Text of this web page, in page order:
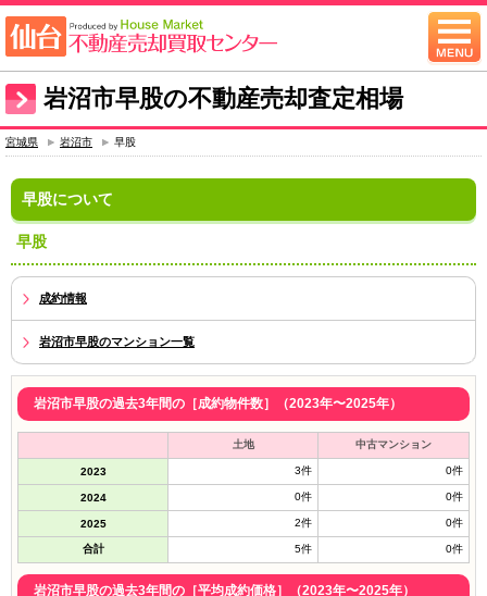
岩沼市早股の不動産売却査定相場
宮城県 岩沼市 早股
早股について
早股
成約情報
岩沼市早股のマンション一覧
岩沼市早股の過去3年間の［成約物件数］（2023年〜2025年）
土地 中古マンション
2023 3件 0件
2024 0件 0件
2025 2件 0件
合計 5件 0件
岩沼市早股の過去3年間の［平均成約価格］（2023年〜2025年）